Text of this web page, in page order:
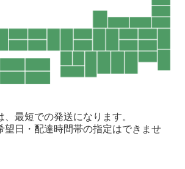
最短での発送になります。
日・配達時間帯の指定はできませ